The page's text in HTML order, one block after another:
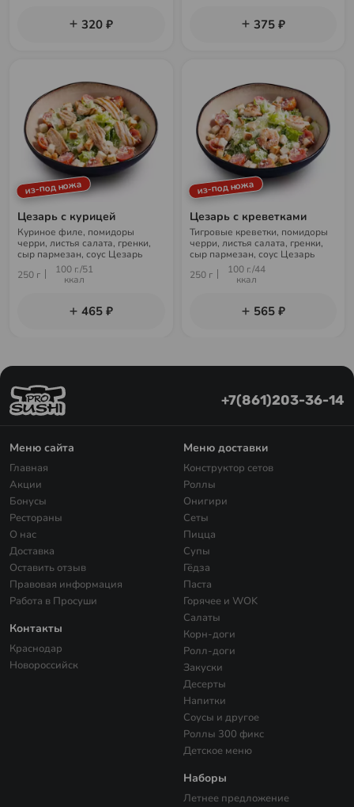
320 ₽ 375 ₽
из-под ножа
Цезарь с курицей
Куриное филе, помидоры
черри, листья салата, гренки,
сыр пармезан, соус Цезарь
250 г
100 г./51
ккал
465 ₽
из-под ножа
Цезарь с креветками
Тигровые креветки, помидоры
черри, листья салата, гренки,
сыр пармезан, соус Цезарь
250 г
100 г./44
ккал
565 ₽
+7(861)203-36-14
Меню сайта
Главная
Акции
Бонусы
Рестораны
О нас
Доставка
Оставить отзыв
Правовая информация
Работа в Просуши
Контакты
Краснодар
Новороссийск
Меню доставки
Конструктор сетов
Роллы
Онигири
Сеты
Пицца
Супы
Гёдза
Паста
Горячее и WOK
Салаты
Корн-доги
Ролл-доги
Закуски
Десерты
Напитки
Соусы и другое
Роллы 300 фикс
Детское меню
Наборы
Летнее предложение